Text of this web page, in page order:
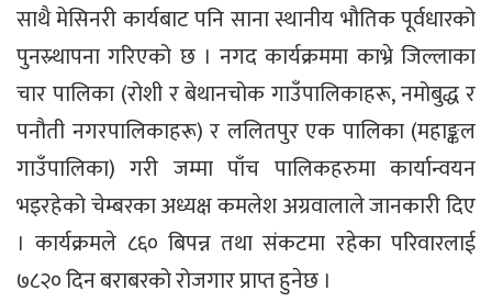
साथै मेसिनरी कार्यबाट पनि साना स्थानीय भौतिक पूर्वधारको
पुनस्र्थापना गरिएको छ । नगद कार्यक्रममा काभ्रे जिल्लाका
चार पालिका (रोशी र बेथानचोक गाउँपालिकाहरू, नमोबुद्ध र
पनौती नगरपालिकाहरू) र ललितपुर एक पालिका (महाङ्कल
गाउँपालिका) गरी जम्मा पाँच पालिकहरुमा कार्यान्वयन
भइरहेको चेम्बरका अध्यक्ष कमलेश अग्रवालाले जानकारी दिए
। कार्यक्रमले ८६० बिपन्न तथा संकटमा रहेका परिवारलाई
७८२० दिन बराबरको रोजगार प्राप्त हुनेछ ।